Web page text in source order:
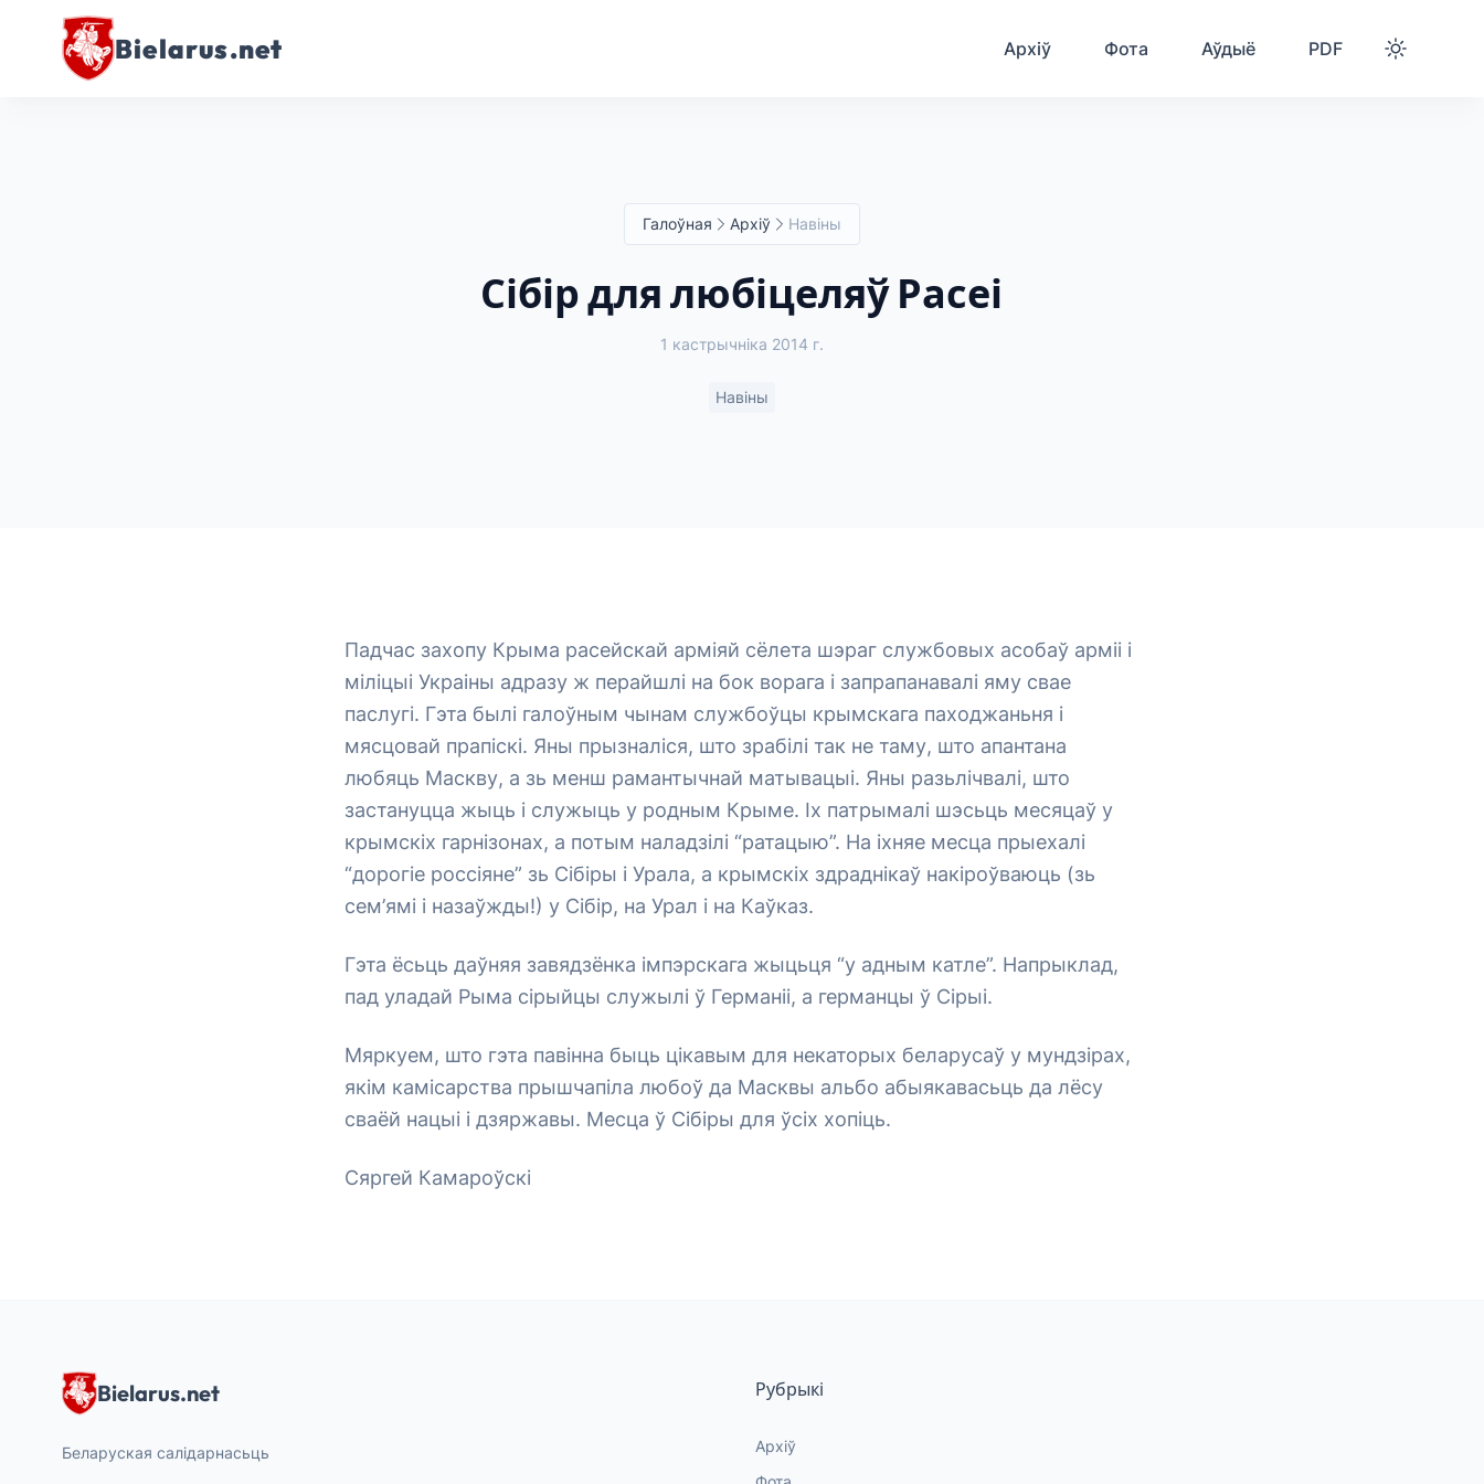
Bielarus.net Архіў Фота Аўдыё PDF
Галоўная Архіў Навіны
Сібір для любіцеляў Расеі
1 кастрычніка 2014 г.
Навіны
Падчас захопу Крыма расейскай арміяй сёлета шэраг службовых асобаў арміі і
міліцыі Украіны адразу ж перайшлі на бок ворага і запрапанавалі яму свае
паслугі. Гэта былі галоўным чынам службоўцы крымскага паходжаньня і
мясцовай прапіскі. Яны прызналіся, што зрабілі так не таму, што апантана
любяць Маскву, а зь менш рамантычнай матывацыі. Яны разьлічвалі, што
застануцца жыць і служыць у родным Крыме. Іх патрымалі шэсьць месяцаў у
крымскіх гарнізонах, а потым наладзілі “ратацыю”. На іхняе месца прыехалі
“дорогіе россіяне” зь Сібіры і Урала, а крымскіх здраднікаў накіроўваюць (зь
сем’ямі і назаўжды!) у Сібір, на Урал і на Каўказ.
Гэта ёсьць даўняя завядзёнка імпэрскага жыцьця “у адным катле”. Напрыклад,
пад уладай Рыма сірыйцы служылі ў Германіі, а германцы ў Сірыі.
Мяркуем, што гэта павінна быць цікавым для некаторых беларусаў у мундзірах,
якім камісарства прышчапіла любоў да Масквы альбо абыякавасьць да лёсу
сваёй нацыі і дзяржавы. Месца ў Сібіры для ўсіх хопіць.
Сяргей Камароўскі
Bielarus.net
Беларуская салідарнасьць
Рубрыкі
Архіў